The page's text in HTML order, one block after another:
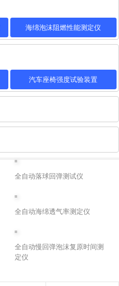
海绵泡沫阻燃性能测定仪
汽车座椅强度试验装置
全自动落球回弹测试仪
全自动海绵透气率测定仪
全自动慢回弹泡沫复原时间测
定仪